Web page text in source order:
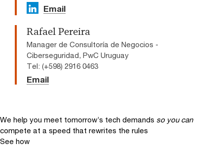
Email
Rafael Pereira
Manager de Consultoría de Negocios -
Ciberseguridad, PwC Uruguay
Tel: (+598) 2916 0463
Email
We help you meet tomorrow’s tech demands so you can
compete at a speed that rewrites the rules
See how